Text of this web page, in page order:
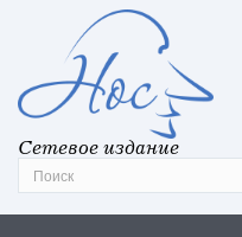
Сетевое издание